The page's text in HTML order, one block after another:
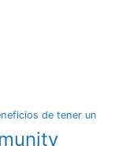
de tener un